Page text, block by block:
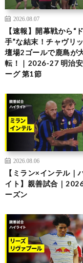
2026.08.07
【速報】開幕戦から“
手”な結末！チャヴリ
壇場2ゴールで鹿島が
転！｜2026-27 明治安
ーグ 第1節
2026.08.06
【ミラン×インテル｜
イト】親善試合｜
ーズン